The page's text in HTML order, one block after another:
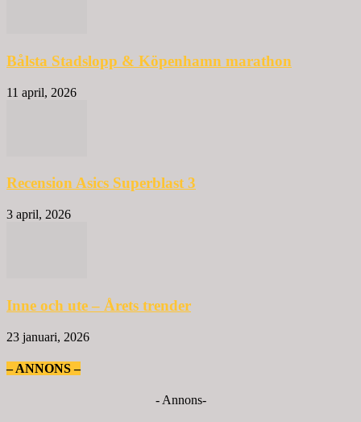
Bålsta Stadslopp & Köpenhamn marathon
11 april, 2026
Recension Asics Superblast 3
3 april, 2026
Inne och ute – Årets trender
23 januari, 2026
– ANNONS –
- Annons-